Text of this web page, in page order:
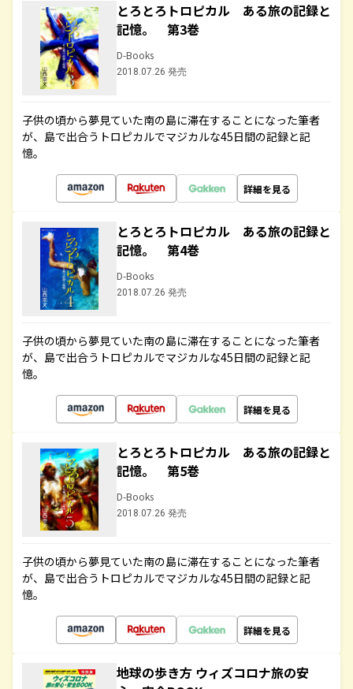
とろとろトロピカル ある旅の記録と
記憶。 第3巻
D-Books
2018.07.26 発売
子供の頃から夢見ていた南の島に滞在することになった筆者
が、島で出合うトロピカルでマジカルな45日間の記録と記
憶。
詳細を見る
とろとろトロピカル ある旅の記録と
記憶。 第4巻
D-Books
2018.07.26 発売
子供の頃から夢見ていた南の島に滞在することになった筆者
が、島で出合うトロピカルでマジカルな45日間の記録と記
憶。
詳細を見る
とろとろトロピカル ある旅の記録と
記憶。 第5巻
D-Books
2018.07.26 発売
子供の頃から夢見ていた南の島に滞在することになった筆者
が、島で出合うトロピカルでマジカルな45日間の記録と記
憶。
詳細を見る
地球の歩き方 ウィズコロナ旅の安